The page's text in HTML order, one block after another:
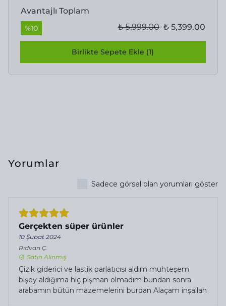
Avantajlı Toplam
%10 ₺ 5,999.00 ₺ 5,399.00
Birlikte Sepete Ekle (1)
Yorumlar
Sadece görsel olan yorumları göster
Gerçekten süper ürünler
10 Şubat 2024
Rıdvan Ç.
Satın Alınmış
Çizik giderici ve lastik parlatıcısı aldım muhteşem
bişey aldığıma hiç pişman olmadım bundan sonra
arabamın bütün mazemelerini burdan Alaçam inşallah